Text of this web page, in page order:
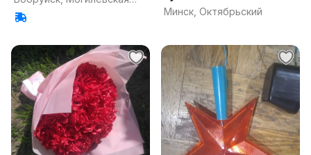
обл.
Минск, Октябрьский